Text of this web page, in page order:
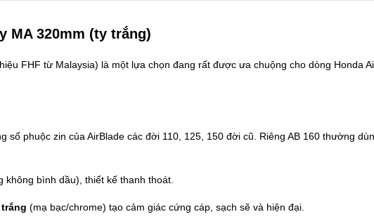
MA 320mm (ty trắng)
FHF từ Malaysia) là một lựa chọn đang rất được ưa chuộng cho dòng Honda
số phuộc zin của AirBlade các đời 110, 125, 150 đời cũ. Riêng AB 160 thường
không bình dầu), thiết kế thanh thoát.
(mạ bạc/chrome) tạo cảm giác cứng cáp, sạch sẽ và hiện đại.